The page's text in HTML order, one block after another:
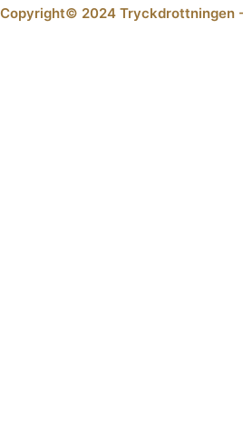
Copyright© 2024 Tryckdrottningen